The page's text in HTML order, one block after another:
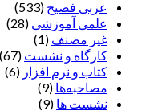
عربی فصیح (533)
علمی آموزشی (28)
غير مصنف (1)
کارگاه و نشست (67)
کتاب و نرم افزار (6)
مصاحبه‌ها (9)
نشست ها (9)